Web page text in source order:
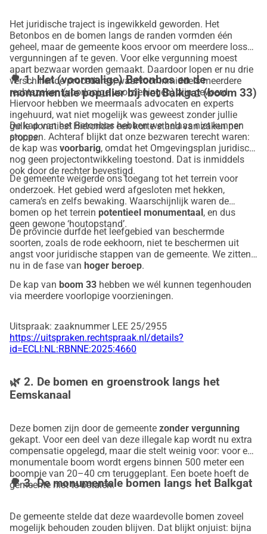
Het juridische traject is ingewikkeld geworden. Het
Betonbos en de bomen langs de randen vormden één
geheel, maar de gemeente koos ervoor om meerdere losse
vergunningen af te geven. Voor elke vergunning moest
apart bezwaar worden gemaakt. Daardoor lopen er nu drie
verschillende procedures, waarvoor inmiddels meerdere
rechtszaken (voorlopige voorzieningen) zijn gevoerd.
Hiervoor hebben we meermaals advocaten en experts
ingehuurd, wat niet mogelijk was geweest zonder jullie
gulle donaties! Hieronder een korte stand van zaken per
proces.
🌳1. Het (voormalige) Betonbos en de
monumentale populier bij het Balkgat (boom 33)
De kap van het Betonbos hebben we helaas niet kunnen
stoppen. Achteraf blijkt dat onze bezwaren terecht waren:
de kap was voorbarig, omdat het Omgevingsplan juridisch
nog geen projectontwikkeling toestond. Dat is inmiddels
ook door de rechter bevestigd.
De gemeente weigerde ons toegang tot het terrein voor
onderzoek. Het gebied werd afgesloten met hekken,
camera’s en zelfs bewaking. Waarschijnlijk waren de
bomen op het terrein potentieel monumentaal , en dus
geen gewone ‘houtopstand’.
De provincie durfde het leefgebied van beschermde
soorten, zoals de rode eekhoorn, niet te beschermen uit
angst voor juridische stappen van de gemeente. We zitten
nu in de fase van hoger beroep.
De kap van boom 33 hebben we wél kunnen tegenhouden
via meerdere voorlopige voorzieningen.
Uitspraak: zaaknummer LEE 25/2955
https://uitspraken.rechtspraak.nl/details?
id=ECLI:NL:RBNNE:2025:4660
🌿 2. De bomen en groenstrook langs het
Eemskanaal
Deze bomen zijn door de gemeente zonder vergunning
gekapt. Voor een deel van deze illegale kap wordt nu extra
compensatie opgelegd, maar die stelt weinig voor: voor een
monumentale boom wordt ergens binnen 500 meter een
boompje van 20–40 cm teruggeplant. Een boete hoeft de
gemeente niet te betalen.
🌳3. De monumentale bomen langs het Balkgat
De gemeente stelde dat deze waardevolle bomen zoveel
mogelijk behouden zouden blijven. Dat blijkt onjuist: bijna